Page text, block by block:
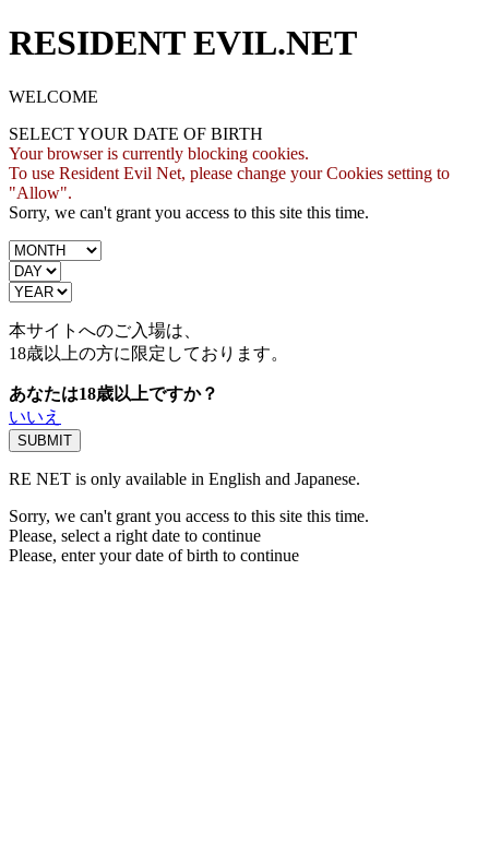
RESIDENT EVIL.NET
WELCOME
SELECT YOUR DATE OF BIRTH
Your browser is currently blocking cookies.
To use Resident Evil Net, please change your Cookies setting to
"Allow".
Sorry, we can't grant you access to this site this time.
本サイトへのご入場は、
18歳以上の方に限定しております。
あなたは18歳以上ですか？
いいえ
RE NET is only available in English and Japanese.
Sorry, we can't grant you access to this site this time.
Please, select a right date to continue
Please, enter your date of birth to continue